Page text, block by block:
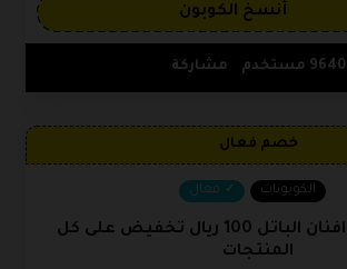
أنسخ الكوبون
9640 مستخدم مشاركة
خصم فعال
الكوبونات فعال
كود خصم نون افنان الباتل 100 ريال تخفيض على كل
المنتجات